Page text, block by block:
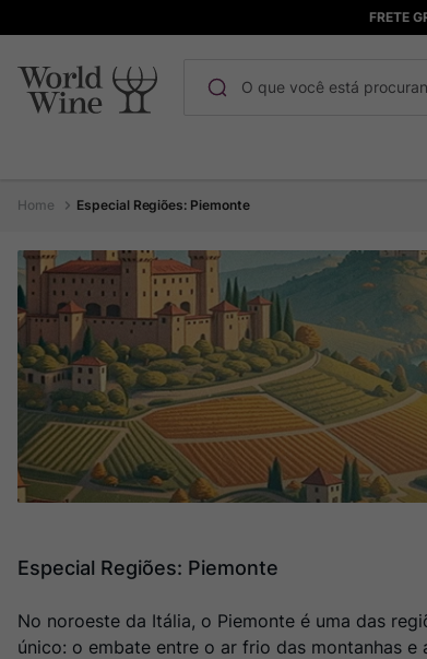
FRETE
Especial Regiões: Piemonte
Especial Regiões: Piemonte
No noroeste da Itália, o Piemonte é uma das
único: o embate entre o ar frio das montanhas
1º Maçanita
3 º Barolo
4º Chablis
5º Bodega Garzon
6º Garzon
7º Pacalet
8º Rocim
9º Ver Sacrum